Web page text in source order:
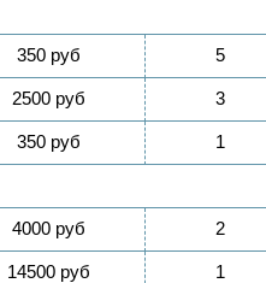
350 руб 5
2500 руб 3
350 руб 1
4000 руб 2
14500 руб 1